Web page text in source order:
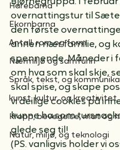
Gaupebarna
Revebarna
Harebarna
Ekornbarna
Antall, rom og form
Nærmiljø og samfunn
Språk, tekst, og
kunst, kultur, og kreativitet
Sæteren Gård
Hver vinter bygger
Bjørnegruppa. I
overnattingstur til
den første
annen nær familie, og
spennende. Måneder i
om hva som skal skje,
skal spise, og skape
vi deilige cookies på